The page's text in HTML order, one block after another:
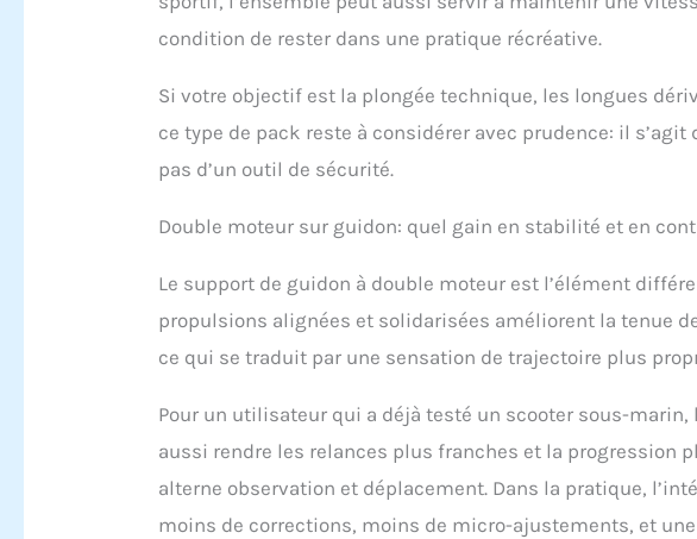
des merveilles du monde
de six mois à un an à
principale bénéficie
accessoires (support de
reconnu comme couvert
condition de rester dans une pratique récréative.
Si votre objectif est la plongée technique, les longues
ce type de pack reste à considérer avec prudence: il
pas d’un outil de sécurité.
Double moteur sur guidon: quel gain en stabilité et en
Le support de guidon à double moteur est l’élément
propulsions alignées et solidarisées améliorent la tenue
ce qui se traduit par une sensation de trajectoire plus
Pour un utilisateur qui a déjà testé un scooter sous-
aussi rendre les relances plus franches et la progression
alterne observation et déplacement. Dans la pratique,
moins de corrections, moins de micro-ajustements, et